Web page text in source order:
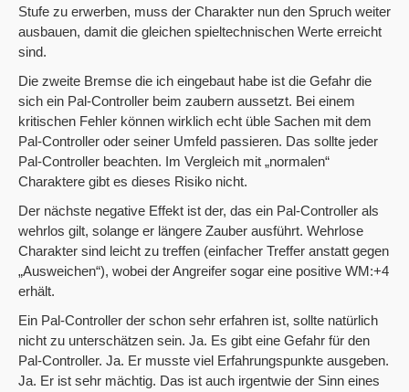
Stufe zu erwerben, muss der Charakter nun den Spruch weiter
ausbauen, damit die gleichen spieltechnischen Werte erreicht
sind.
Die zweite Bremse die ich eingebaut habe ist die Gefahr die
sich ein Pal-Controller beim zaubern aussetzt. Bei einem
kritischen Fehler können wirklich echt üble Sachen mit dem
Pal-Controller oder seiner Umfeld passieren. Das sollte jeder
Pal-Controller beachten. Im Vergleich mit „normalen“
Charaktere gibt es dieses Risiko nicht.
Der nächste negative Effekt ist der, das ein Pal-Controller als
wehrlos gilt, solange er längere Zauber ausführt. Wehrlose
Charakter sind leicht zu treffen (einfacher Treffer anstatt gegen
„Ausweichen“), wobei der Angreifer sogar eine positive WM:+4
erhält.
Ein Pal-Controller der schon sehr erfahren ist, sollte natürlich
nicht zu unterschätzen sein. Ja. Es gibt eine Gefahr für den
Pal-Controller. Ja. Er musste viel Erfahrungspunkte ausgeben.
Ja. Er ist sehr mächtig. Das ist auch irgentwie der Sinn eines